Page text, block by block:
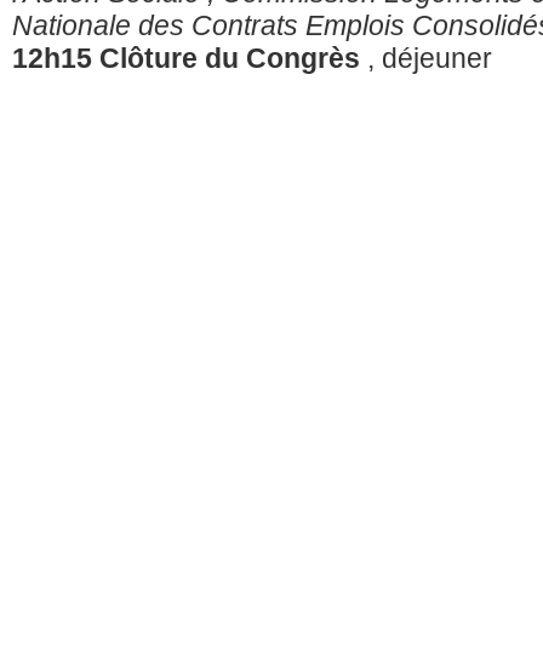
Nationale des Contrats Emplois
12h15 Clôture du Congrès , déjeuner